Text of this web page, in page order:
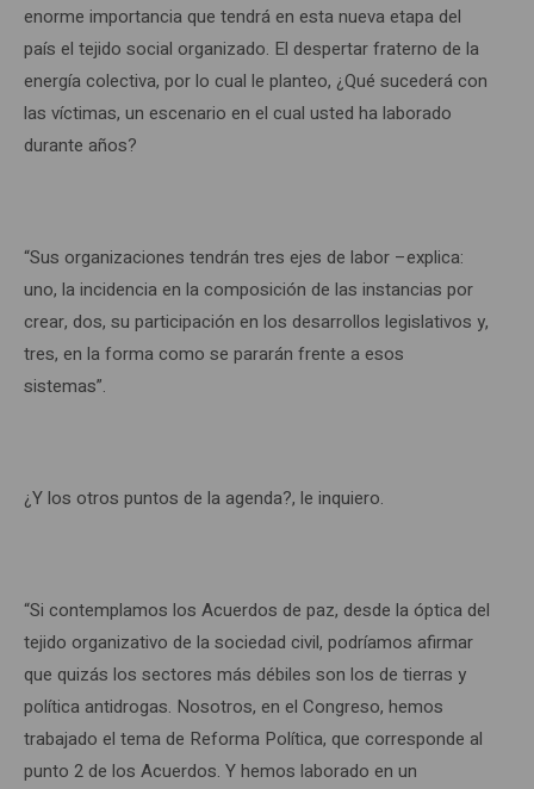
enorme importancia que tendrá en esta nueva etapa del
país el tejido social organizado. El despertar fraterno de la
energía colectiva, por lo cual le planteo, ¿Qué sucederá con
las víctimas, un escenario en el cual usted ha laborado
durante años?
“Sus organizaciones tendrán tres ejes de labor –explica:
uno, la incidencia en la composición de las instancias por
crear, dos, su participación en los desarrollos legislativos y,
tres, en la forma como se pararán frente a esos
sistemas”.
¿Y los otros puntos de la agenda?, le inquiero.
“Si contemplamos los Acuerdos de paz, desde la óptica del
tejido organizativo de la sociedad civil, podríamos afirmar
que quizás los sectores más débiles son los de tierras y
política antidrogas. Nosotros, en el Congreso, hemos
trabajado el tema de Reforma Política, que corresponde al
punto 2 de los Acuerdos. Y hemos laborado en un